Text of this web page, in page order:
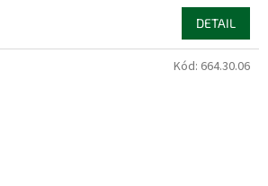
DETAIL
Kód: 664.30.06